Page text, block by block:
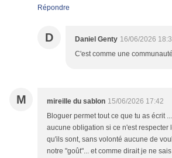
Répondre
D Daniel Genty 16/06/2026
C'est comme une
M mireille du sablon 15/06/2026 17:42
Bloguer permet tout ce que tu as écrit
aucune obligation si ce n'est respecter
qu'ils sont, sans volonté aucune de
notre "goût"... et comme dirait je ne